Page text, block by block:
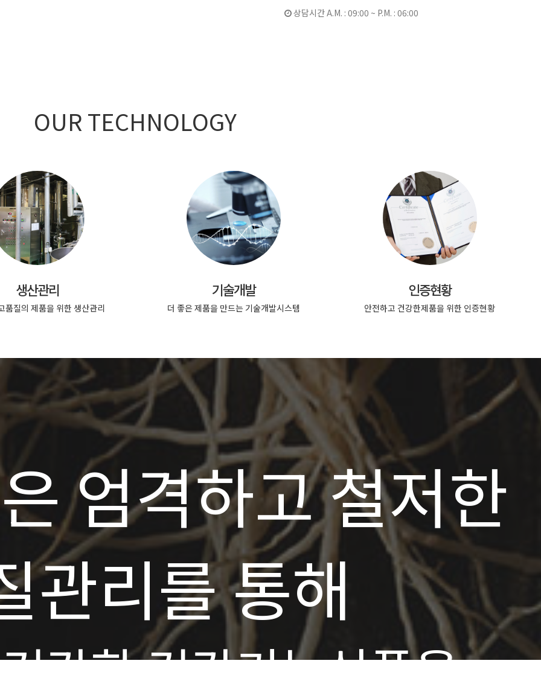
상담시간 A.M. : 09:00 ~ P.M. : 06:00
OUR TECHNOLOGY
생산관리
품질의 제품을 위한 생산관리
기술개발
더 좋은 제품을 만드는 기술개발시스템
인증현황
안전하고 건강한제품을 위한 인증현황
엄격하고 철저한
관리를 통해
강한 건강기능식품을